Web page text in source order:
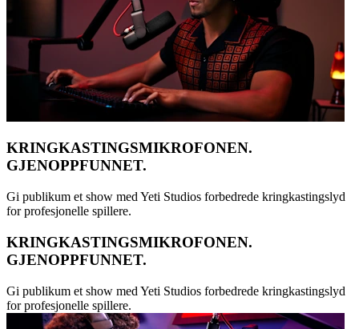
KRINGKASTINGSMIKROFONEN.
GJENOPPFUNNET.
Gi publikum et show med Yeti Studios forbedrede kringkastingslyd
for profesjonelle spillere.
KRINGKASTINGSMIKROFONEN.
GJENOPPFUNNET.
Gi publikum et show med Yeti Studios forbedrede kringkastingslyd
for profesjonelle spillere.